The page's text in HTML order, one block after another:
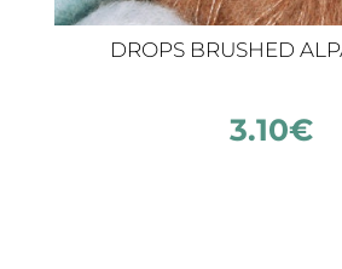
DROPS BRUSHED
3.10€